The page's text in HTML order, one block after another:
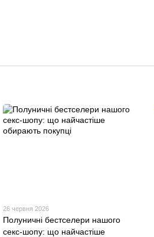
26 червня 2026
Полуничні бестселери нашого
секс-шопу: що найчастіше